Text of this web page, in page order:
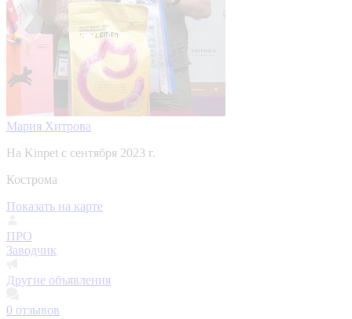
Мария Хитрова
На Kinpet c сентября 2023 г.
Кострома
Показать на карте
ПРО
Заводчик
Другие объявления
0 отзывов